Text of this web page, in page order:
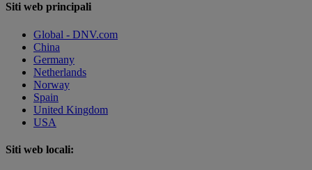
Siti web principali
Global - DNV.com
China
Germany
Netherlands
Norway
Spain
United Kingdom
USA
Siti web locali: